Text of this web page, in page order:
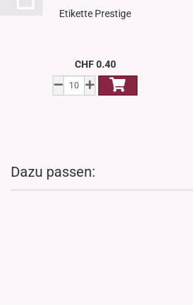
Etikette Prestige
CHF 0.40
Dazu passen: